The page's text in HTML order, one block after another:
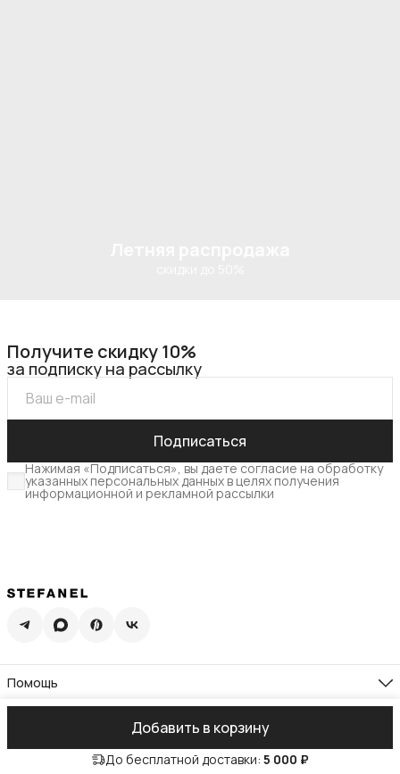
Добавить в корзину
До бесплатной доставки: 5 000 ₽
Получите скидку 10%
за подписку на рассылку
Подписаться
Нажимая «Подписаться», вы даете согласие на обработку
указанных персональных данных в целях получения
информационной и рекламной рассылки
Помощь
Доставка
Подарочная карта
Адреса магазинов